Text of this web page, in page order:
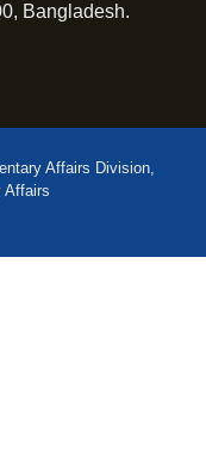
Bangladesh.
Affairs Division,
Affairs